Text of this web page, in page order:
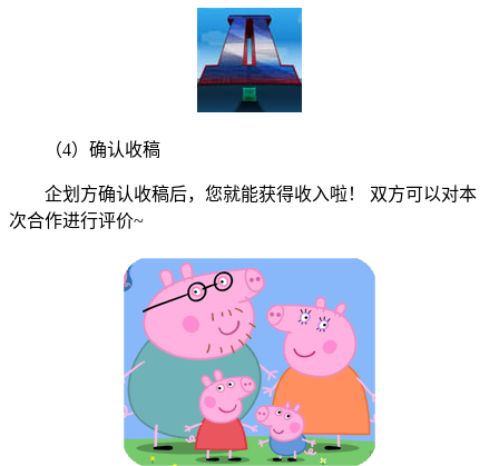
（4）确认收稿
企划方确认收稿后，您就能获得收入啦！ 双方可以对本
次合作进行评价~